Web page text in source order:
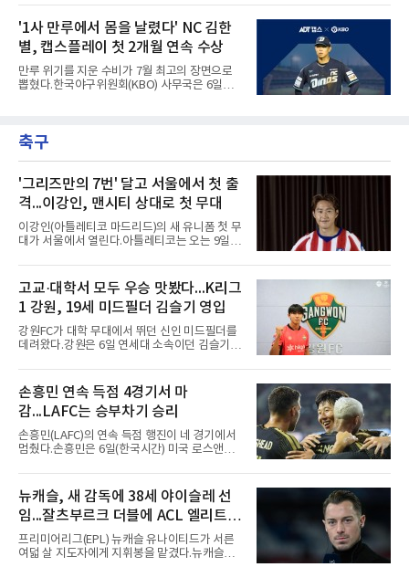
10위 이내 선수끼리 이런 공방을 벌인 사례는 처
음이다.흐름은 크로암스트롱
뒤 야외 달리기와 상체 저항 운동으로 훈련 강도
를 높여도 된다는 허가를 받았다고 전했다.저지
는 이날 뉴욕 양키스타디움에서 열린 세인트루
이스 카디널스전을 앞두고 야구 장비를 착용한
채 스트레칭과 조깅, 저항 밴드 훈련을 소화했
다. 아메리칸리그 최우수선수(MVP) 3회 수상자
인 그가 부상 이후 야외 달리기에 나선 것은 처음
는 것이 계획이었고 올해를 접겠다고 생각한 적
은 없다고 말했다.이탈은
'1사 만루에서 몸을 날렸다' NC 김한
별, 캡스플레이 첫 2개월 연속 수상
만루 위기를 지운 수비가 7월 최고의 장면으로
뽑혔다.한국야구위원회(KBO) 사무국은 6일
이 상 제정 이래 첫 사례다.ADT캡스가 KBO와
함께 시상하는 이 상은 공식 기록위원이 승리 확
최고점을 받은 수비 장면에 준다.수상 장면은 지
난달 23일 서울 잠실구장에서 나왔다. NC가 7-5
로 앞선 8회말 1사 만루에서 김한별은 LG 트윈
스 오지환의 강한 타구에 몸을 날려 막아낸 뒤 유
격수 김주원에게 연결했다. 김주원이 1루수 블
레인에게 던지며 4-6-3 병살타가 완
축구
'그리즈만의 7번' 달고 서울에서 첫 출
격...이강인, 맨시티 상대로 첫 무대
이강인(아틀레티코 마드리드)의 새 유니폼 첫 무
대가 서울에서 열린다.아틀레티코는 오는 9일
와 2026 쿠팡플레이 시리즈 친선 경기를 치른다.
구단 소집 명단에 이강인이 포함되면서 변수가
없는 한 그의 첫 출격은 서울이 된다.등번호부터
무게가 실렸다. 이강인은 첫 경기부터 7번을 단
다. 2010년대 팀의 전성기를 이끈 앙투안 그리즈
만이 달았던 번호다.합류 과정은 순탄치 않았다.
스페인으로 건너가려던 그는 병역 특례 행정 절
짧게 호흡을 맞춰 경기에 나선다.역할도 관심사
다. 유려한 탈압박과
고교·대학서 모두 우승 맛봤다...K리그
1 강원, 19세 미드필더 김슬기 영입
강원FC가 대학 무대에서 뛰던 신인 미드필더를
데려왔다.강원은 6일 연세대 소속이던 김슬기
조건을 갖췄다.이력은 우승으로 채워져 있다. 수
원고 시절 주축으로 활약하며 지난해 전국고등
리그와 추계전국고등대회 우승에 기여했고, 올
해 연세대 진학 후에는 춘계한산대첩기대학대회
정상에 올랐다. 2024년에는 17세 이하(U-17) 대
표팀 훈련에도 소집됐다.김슬기는 입단하게 돼
기쁘고 영광이라며 프로 무대에서도 성장해 팀
손흥민 연속 득점 4경기서 마
감...LAFC는 승부차기 승리
손흥민(LAFC)의 연속 득점 행진이 네 경기에서
멈췄다.손흥민은 6일(한국시간) 미국 로스앤젤
컵 리그 페이즈 1차전 치바스 과달라하라(멕시
코)전에 선발 출전했으나 공격포인트 없이 후반
41분 타일러 보이드와 교체됐다. 이날 골을 넣었
다면 공식전 5경기 연속 득점이었다. 다만 메이
저리그사커(MLS)에서 이어온 4경기 연속골 기
록은 유지된다.경기는 팽팽했다. 전반 38분 다비
드 마르티네스의 땅볼 크로스를 드니 부앙가가
뉴캐슬, 새 감독에 38세 야이슬레 선
임...잘츠부르크 더블에 ACL 엘리트 2
연패 경력
프리미어리그(EPL) 뉴캐슬 유나이티드가 서른
여덟 살 지도자에게 지휘봉을 맡겼다.뉴캐슬은